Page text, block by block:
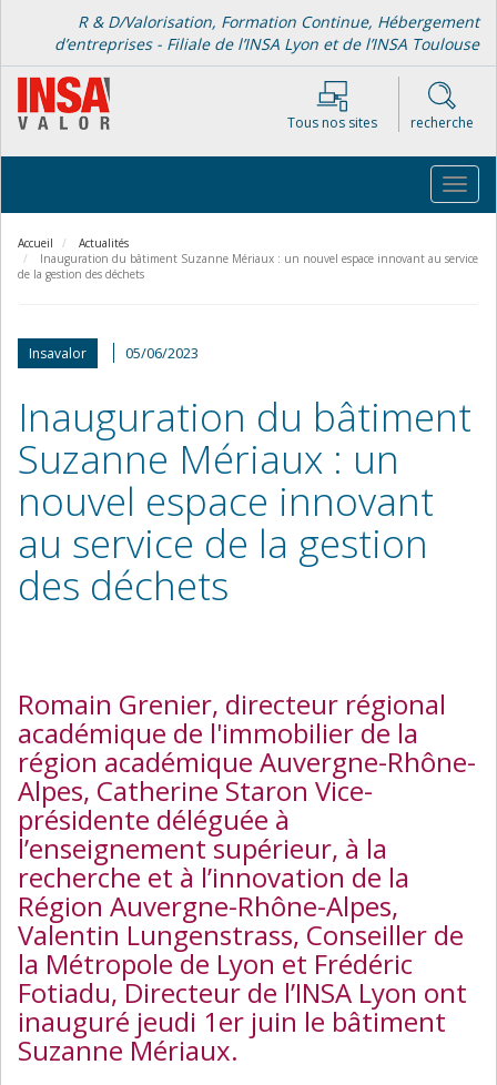
contenu
principal
R & D/Valorisation, Formation Continue, Hébergement
d’entreprises - Filiale de l’INSA Lyon et de l’INSA Toulouse
Tous nos sites recherche
Accueil
Actualités
Inauguration du bâtiment Suzanne Mériaux : un nouvel espace innovant au service
de la gestion des déchets
Insavalor 05/06/2023
Inauguration du bâtiment
Suzanne Mériaux : un
nouvel espace innovant
au service de la gestion
des déchets
Romain Grenier, directeur régional
académique de l'immobilier de la
région académique Auvergne-Rhône-
Alpes, Catherine Staron Vice-
présidente déléguée à
l’enseignement supérieur, à la
recherche et à l’innovation de la
Région Auvergne-Rhône-Alpes,
Valentin Lungenstrass, Conseiller de
la Métropole de Lyon et Frédéric
Fotiadu, Directeur de l’INSA Lyon ont
inauguré jeudi 1er juin le bâtiment
Suzanne Mériaux.